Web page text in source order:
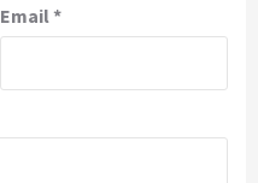
Email*